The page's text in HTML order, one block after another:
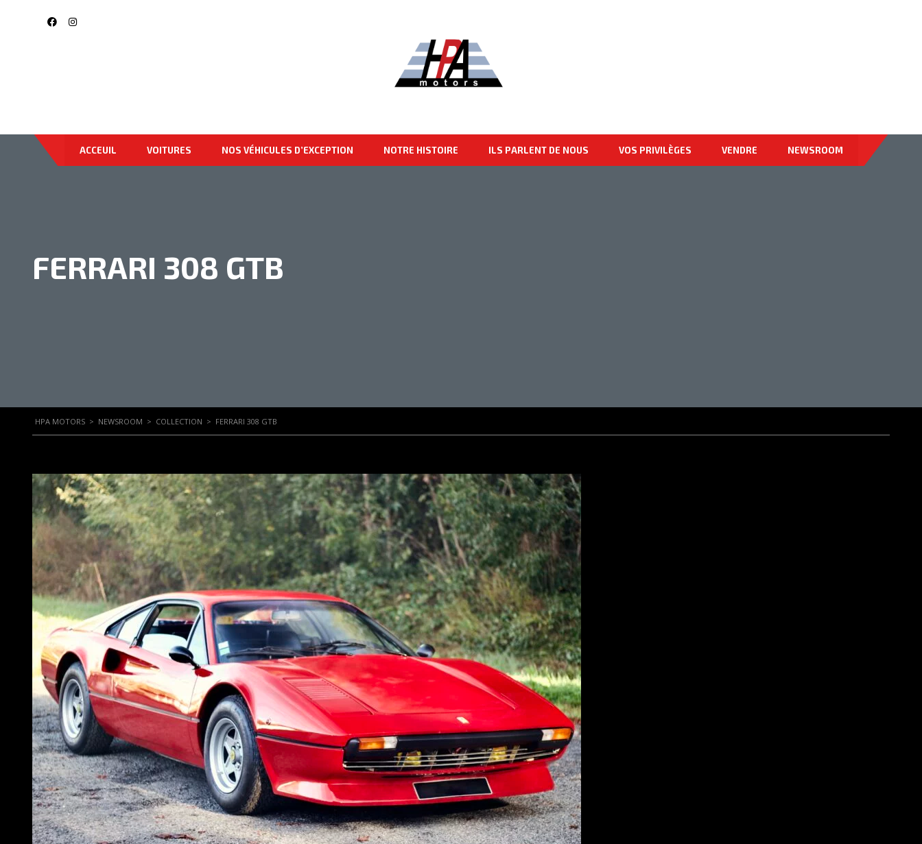
ACCEUIL VOITURES NOS VÉHICULES D’EXCEPTION NOTRE HISTOIRE ILS PARLENT DE NOUS VOS PRIVILÈGES VENDRE NEWSROOM
FERRARI 308 GTB
HPA MOTORS > NEWSROOM > COLLECTION > FERRARI 308 GTB